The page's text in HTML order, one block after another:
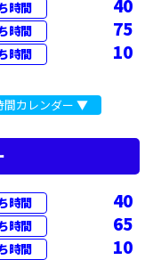
時間 40
時間 75
時間 10
カレンダー ▼
時間 40
時間 65
時間 10